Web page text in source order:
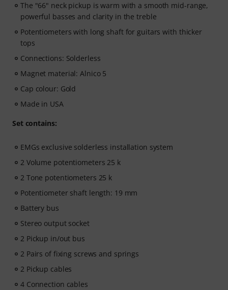
The "66" neck pickup is warm with a smooth mid-range,
powerful basses and clarity in the treble
Potentiometers with long shaft for guitars with thicker
tops
Connections: Solderless
Magnet material: Alnico 5
Cap colour: Gold
Made in USA
Set contains:
EMGs exclusive solderless installation system
2 Volume potentiometers 25 k
2 Tone potentiometers 25 k
Potentiometer shaft length: 19 mm
Battery bus
Stereo output socket
2 Pickup in/out bus
2 Pairs of fixing screws and springs
2 Pickup cables
4 Connection cables